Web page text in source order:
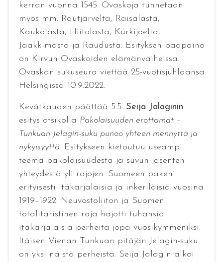
kerran vuonna 1545. Ovaskoja tunnetaan
myös mm. Rautjärveltä, Räisälästä,
Kaukolasta, Hiitolasta, Kurkijoelta,
Jaakkimasta ja Raudusta. Esityksen pääpaino
on Kirvun Ovaskoiden elämänvaiheissa.
Ovaskan sukuseura viettää 25-vuotisjuhlaansa
Helsingissä 10.9.2022.
Kevätkauden päättää 5.5. Seija Jalaginin
esitys otsikolla Pakolaisuuden erottamat –
Tunkuan Jelagin-suku punoo yhteen mennyttä ja
nykyisyyttä. Esitykseen kietoutuu useampi
teema pakolaisuudesta ja suvun jäsenten
yhteydestä yli rajojen. Suomeen pakeni
erityisesti itäkarjalaisia ja inkeriläisiä vuosina
1919–1922. Neuvostoliiton ja Suomen
totalitaristinen raja hajotti tuhansia
itäkarjalaisia perheitä jopa vuosikymmeniksi.
Itäisen Vienan Tunkuan pitäjän Jelagin-suku
on yksi näistä perheistä. Seija Jalagin alkoi